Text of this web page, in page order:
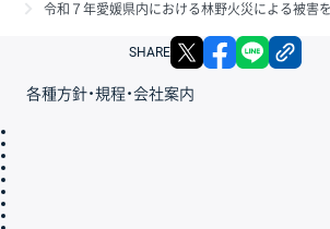
令和７年愛媛県内における林野火災による被害
SHARE X facebook
各種方針・規程・会社案内